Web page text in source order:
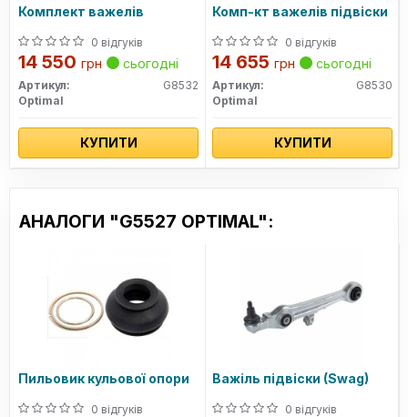
Комплект важелів
0 відгуків
14 550 грн сьогодні
Артикул:
G8532
Optimal
КУПИТИ
Комп-кт важелів підвіски
0 відгуків
14 655 грн сьогодні
Артикул:
G8530
Optimal
КУПИТИ
АНАЛОГИ "G5527 OPTIMAL":
Пильовик кульової опори
0 відгуків
Важіль підвіски (Swag)
0 відгуків